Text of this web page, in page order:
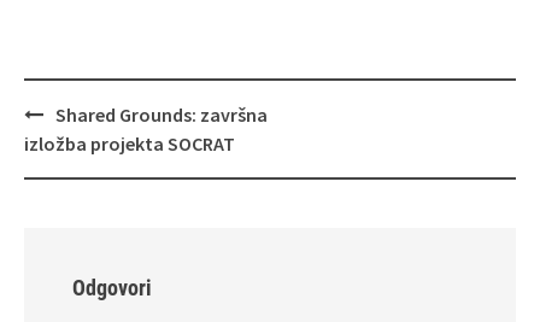
Navigacija
objava
Shared Grounds: završna
izložba projekta SOCRAT
Odgovori